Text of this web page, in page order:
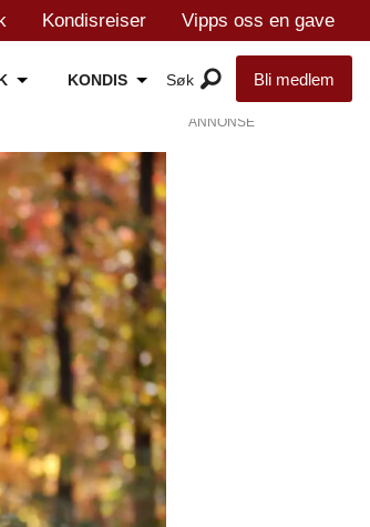
Kondisreiser Vipps oss en gave
KONDIS Bli medlem
ANNONSE